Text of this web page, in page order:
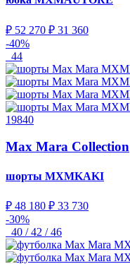
₽ 52 270 ₽ 31 360
-40%
44
19840
Max Mara Collection
шорты MXMKAKI
₽ 48 180 ₽ 33 730
-30%
40 / 42 / 46